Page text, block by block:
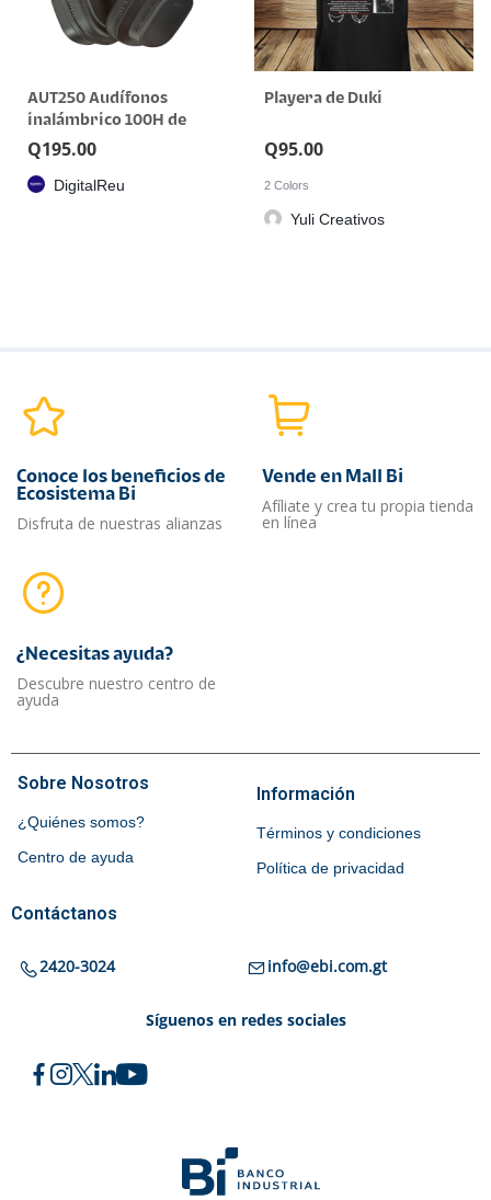
AUT250 Audífonos
inalámbrico 100H de
reproducción 1 HORA
Q195.00
DigitalReu
Playera de Duki
Q95.00
2 Colors
Yuli Creativos
Conoce los beneficios de
Ecosistema Bi
Disfruta de nuestras alianzas
Vende en Mall Bi
Afíliate y crea tu propia tienda
en línea
¿Necesitas ayuda?​
Descubre nuestro centro de
ayuda
Sobre Nosotros
¿Quiénes somos?
Centro de ayuda
Información
Términos y condiciones
Política de privacidad
Contáctanos
2420-3024 info@ebi.com.gt
Síguenos en redes sociales